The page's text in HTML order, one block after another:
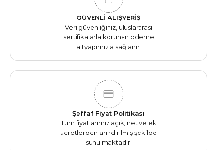
GÜVENLİ ALIŞVERİŞ
Veri güvenliğiniz, uluslararası
sertifikalarla korunan ödeme
altyapımızla sağlanır.
Şeffaf Fiyat Politikası
Tüm fiyatlarımız açık, net ve ek
ücretlerden arındırılmış şekilde
sunulmaktadır.